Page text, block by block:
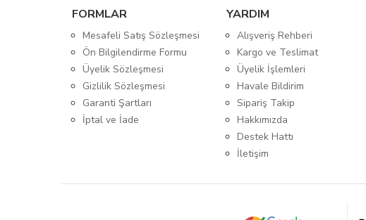
FORMLAR
Mesafeli Satış Sözleşmesi
Ön Bilgilendirme Formu
Üyelik Sözleşmesi
Gizlilik Sözleşmesi
Garanti Şartları
İptal ve İade
YARDIM
Alışveriş Rehberi
Kargo ve Teslimat
Üyelik İşlemleri
Havale Bildirim
Sipariş Takip
Hakkımızda
Destek Hattı
İletişim